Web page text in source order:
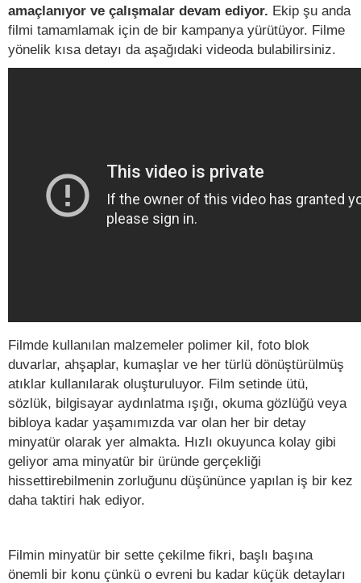
amaçlanıyor ve çalışmalar devam ediyor. Ekip şu anda
filmi tamamlamak için de bir kampanya yürütüyor. Filme
yönelik kısa detayı da aşağıdaki videoda bulabilirsiniz.
Filmde kullanılan malzemeler polimer kil, foto blok
duvarlar, ahşaplar, kumaşlar ve her türlü dönüştürülmüş
atıklar kullanılarak oluşturuluyor. Film setinde ütü,
sözlük, bilgisayar aydınlatma ışığı, okuma gözlüğü veya
bibloya kadar yaşamımızda var olan her bir detay
minyatür olarak yer almakta. Hızlı okuyunca kolay gibi
geliyor ama minyatür bir üründe gerçekliği
hissettirebilmenin zorluğunu düşününce yapılan iş bir kez
daha taktiri hak ediyor.
Filmin minyatür bir sette çekilme fikri, başlı başına
önemli bir konu çünkü o evreni bu kadar küçük detayları